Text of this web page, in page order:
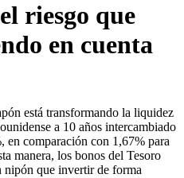
riesgo que
en cuenta
está transformando la liquidez
a 10 años intercambiado
en comparación con 1,67% para
manera, los bonos del Tesoro
nipón que invertir de forma